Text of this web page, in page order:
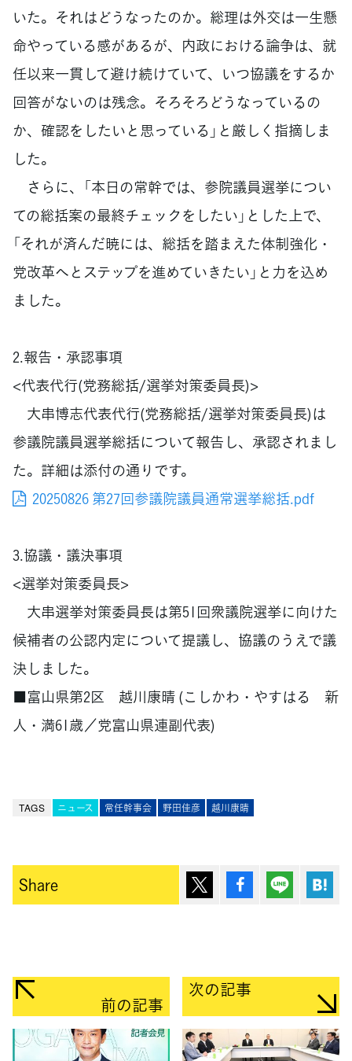
いた。それはどうなったのか。総理は外交は一生懸
命やっている感があるが、内政における論争は、就
任以来一貫して避け続けていて、いつ協議をするか
回答がないのは残念。そろそろどうなっているの
か、確認をしたいと思っている」と厳しく指摘しま
した。
さらに、「本日の常幹では、参院議員選挙につい
ての総括案の最終チェックをしたい」とした上で、
「それが済んだ暁には、総括を踏まえた体制強化・
党改革へとステップを進めていきたい」と力を込め
ました。
2.報告・承認事項
<代表代行(党務総括/選挙対策委員長)>
大串博志代表代行(党務総括/選挙対策委員長)は
参議院議員選挙総括について報告し、承認されまし
た。詳細は添付の通りです。
20250826 第27回参議院議員通常選挙総括.pdf
3.協議・議決事項
<選挙対策委員長>
大串選挙対策委員長は第51回衆議院選挙に向けた
候補者の公認内定について提議し、協議のうえで議
決しました。
■富山県第2区 越川康晴 (こしかわ・やすはる 新
人・満61歳／党富山県連副代表)
TAGS ニュース 常任幹事会 野田佳彦 越川康晴
Share ポスト シェア Lineで送
前の記事
次の記事